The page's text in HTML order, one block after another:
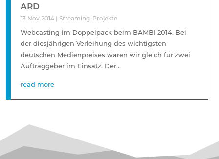
ARD
13 Nov 2014 | Streaming-Projekte
Webcasting im Doppelpack beim BAMBI 2014. Bei
der diesjährigen Verleihung des wichtigsten
deutschen Medienpreises waren wir gleich für zwei
Auftraggeber im Einsatz. Der...
read more